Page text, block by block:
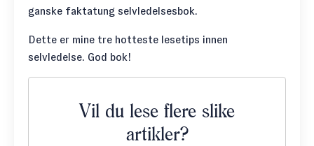
ganske faktatung selvledelsesbok.
Dette er mine tre hotteste lesetips innen
selvledelse. God bok!
Vil du lese flere slike
artikler?